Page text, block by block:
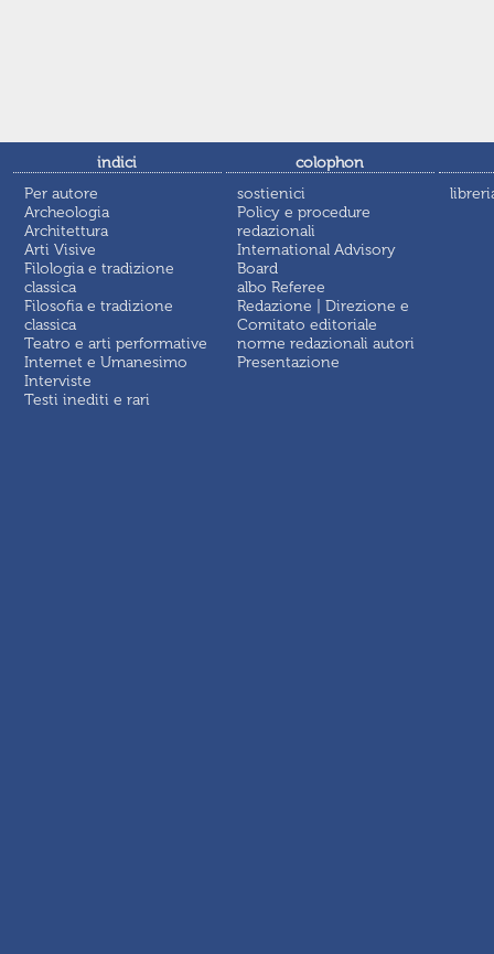
indici
Per autore
Archeologia
Architettura
Arti Visive
Filologia e tradizione
classica
Filosofia e tradizione
classica
Teatro e arti performative
Internet e Umanesimo
Interviste
Testi inediti e rari
colophon
sostienici
Policy e procedure
redazionali
International Advisory
Board
albo Referee
Redazione | Direzione e
Comitato editoriale
norme redazionali autori
Presentazione